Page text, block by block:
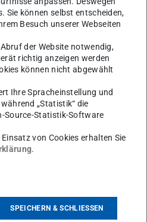
das Video nicht sehen
die Studierenden auf, das
Situationen im Video zu
sollen ihre Analyse
aufschreiben. Geben Sie ca.
Sie ggf. die Analyse mit
alle beteiligten Personen,
und deren Ausdrücke.
Sie können selbst entscheiden,
Besuch unserer Webseiten
der Website notwendig,
richtig anzeigen werden
können nicht abgewählt
Ihre Spracheinstellung und
„Statistik“ die
Source-Statistik-Software
von Cookies erhalten Sie
.
SPEICHERN & SCHLIESSEN